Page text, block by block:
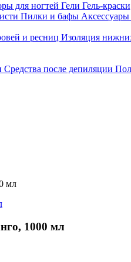
для ногтей Гели Гель-
Пилки и бафы Аксессуары
и ресниц Изоляция
Средства после депиляции
мл
1000 мл